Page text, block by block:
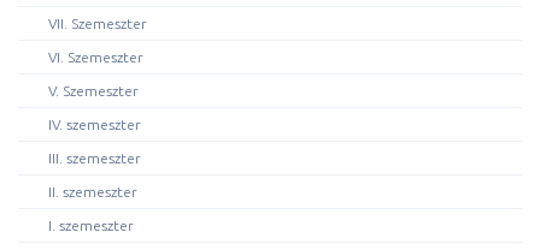
VII. Szemeszter
VI. Szemeszter
V. Szemeszter
IV. szemeszter
III. szemeszter
II. szemeszter
I. szemeszter